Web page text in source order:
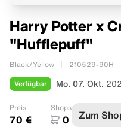
Harry Potter x
"Hufflepuff"
Black/Yellow 210529-90H
Verfügbar Mo. 07. Okt.
Preis
70 €
Shops
0 Zum